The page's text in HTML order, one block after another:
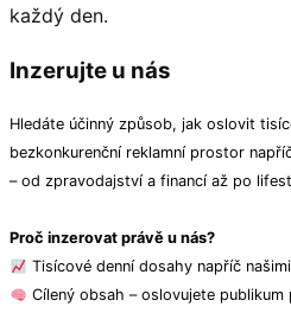
každý den.
Inzerujte u nás
Hledáte účinný způsob, jak oslovit
bezkonkurenční reklamní prostor
– od zpravodajství a financí až po
Proč inzerovat právě u nás?
Tisícové denní dosahy napříč
Cílený obsah – oslovujete